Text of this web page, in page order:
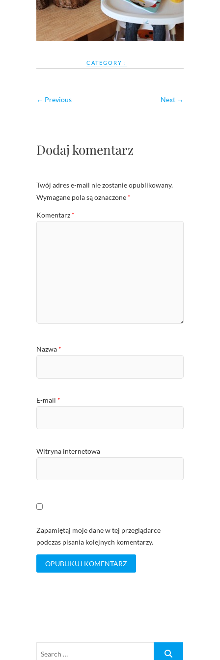
CATEGORY :
← Previous Next →
Dodaj komentarz
Twój adres e-mail nie zostanie opublikowany.
Wymagane pola są oznaczone *
Komentarz *
Nazwa *
E-mail *
Witryna internetowa
Zapamiętaj moje dane w tej przeglądarce
podczas pisania kolejnych komentarzy.